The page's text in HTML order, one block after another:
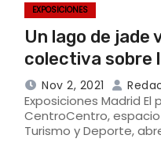
EXPOSICIONES
Un lago de jade
colectiva sobre
Nov 2, 2021
Exposiciones Madrid
CentroCentro,
Turismo y Deporte,